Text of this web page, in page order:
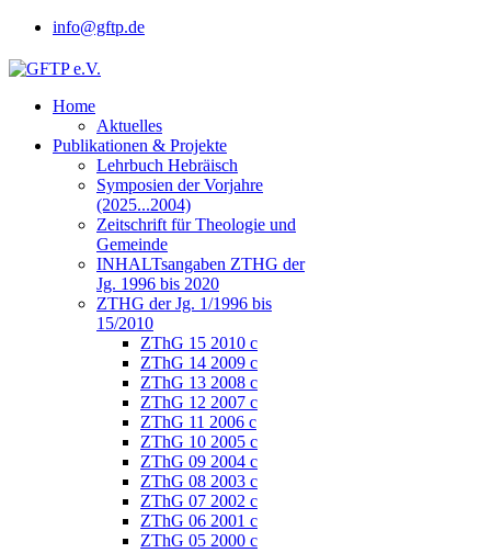
info@gftp.de
Home
Aktuelles
Publikationen & Projekte
Lehrbuch Hebräisch
Symposien der Vorjahre
(2025...2004)
Zeitschrift für Theologie und
Gemeinde
INHALTsangaben ZTHG der
Jg. 1996 bis 2020
ZTHG der Jg. 1/1996 bis
15/2010
ZThG 15 2010 c
ZThG 14 2009 c
ZThG 13 2008 c
ZThG 12 2007 c
ZThG 11 2006 c
ZThG 10 2005 c
ZThG 09 2004 c
ZThG 08 2003 c
ZThG 07 2002 c
ZThG 06 2001 c
ZThG 05 2000 c